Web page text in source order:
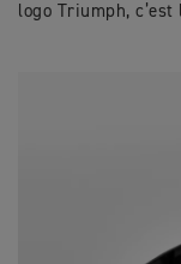
logo Triumph, c’est